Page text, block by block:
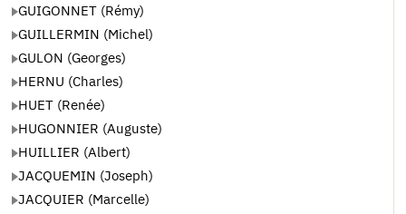
GUIGONNET (Rémy)
GUILLERMIN (Michel)
GULON (Georges)
HERNU (Charles)
HUET (Renée)
HUGONNIER (Auguste)
HUILLIER (Albert)
JACQUEMIN (Joseph)
JACQUIER (Marcelle)